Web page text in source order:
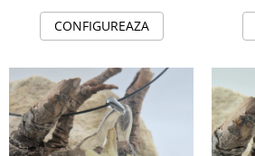
CONFIGUREAZA